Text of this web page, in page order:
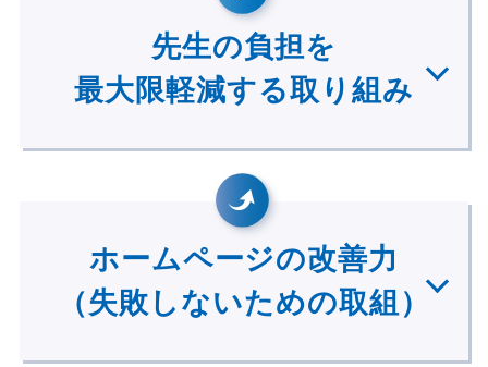
先生の負担を
最大限軽減する取り組み
ホームページの改善力
（失敗しないための取組）